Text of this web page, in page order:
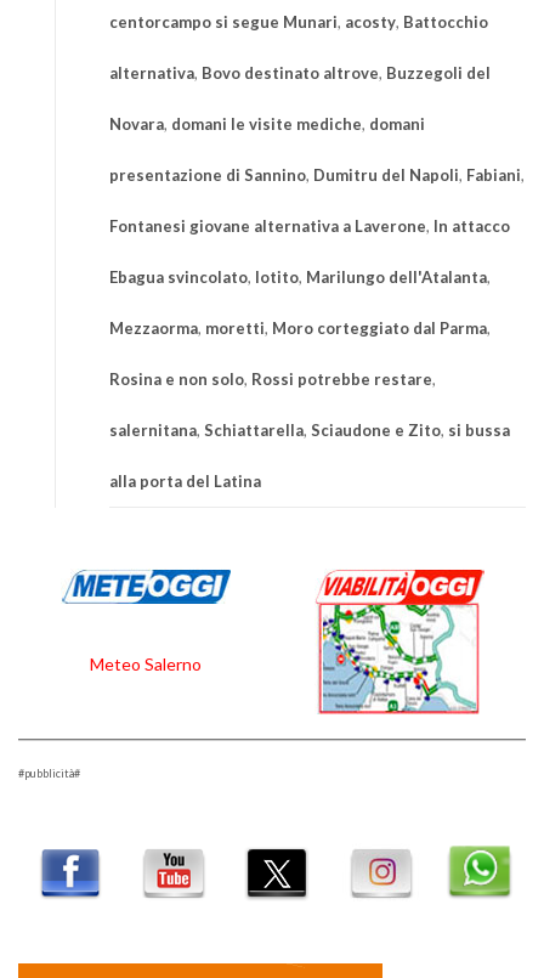
centorcampo si segue Munari, acosty, Battocchio
alternativa, Bovo destinato altrove, Buzzegoli del
Novara, domani le visite mediche, domani
presentazione di Sannino, Dumitru del Napoli, Fabiani,
Fontanesi giovane alternativa a Laverone, In attacco
Ebagua svincolato, lotito, Marilungo dell'Atalanta,
Mezzaorma, moretti, Moro corteggiato dal Parma,
Rosina e non solo, Rossi potrebbe restare,
salernitana, Schiattarella, Sciaudone e Zito, si bussa
alla porta del Latina
Meteo Salerno
#pubblicità#